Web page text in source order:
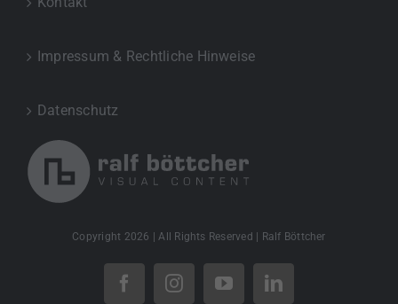
Impressum & Rechtliche Hinweise
Datenschutz
Copyright 2026 | All Rights Reserved | Ralf Böttcher
FacebookInstagramYouTubeLinkedIn